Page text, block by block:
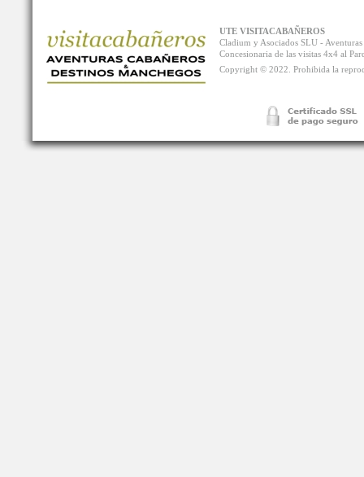
UTE VISITACABAÑEROS
Cladium y Asociados SLU -
Concesionaria de las visitas 4x4 al
Copyright © 2022. Prohibida la